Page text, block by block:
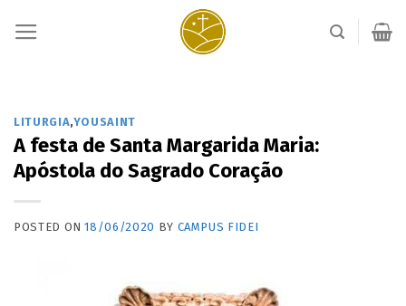
LITURGIA,YOUSAINT
A festa de Santa Margarida Maria:
Apóstola do Sagrado Coração
POSTED ON18/06/2020 BY CAMPUS FIDEI